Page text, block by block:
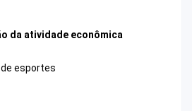
da atividade econômica
esportes